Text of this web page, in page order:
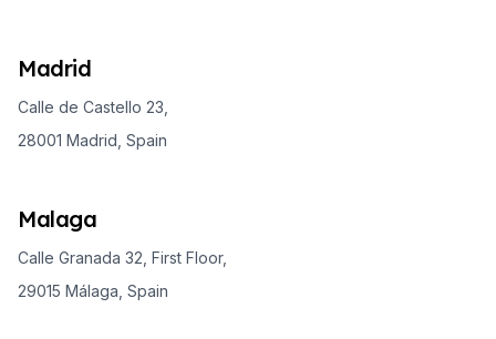
Madrid
Calle de Castello 23,
28001 Madrid, Spain
Malaga
Calle Granada 32, First Floor,
29015 Málaga, Spain